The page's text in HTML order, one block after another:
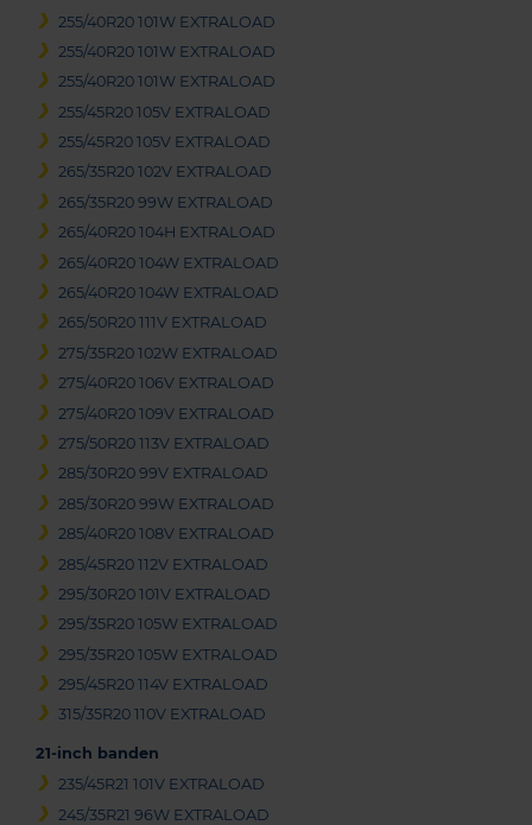
255/40R20 101W EXTRALOAD
255/40R20 101W EXTRALOAD
255/40R20 101W EXTRALOAD
255/45R20 105V EXTRALOAD
255/45R20 105V EXTRALOAD
265/35R20 102V EXTRALOAD
265/35R20 99W EXTRALOAD
265/40R20 104H EXTRALOAD
265/40R20 104W EXTRALOAD
265/40R20 104W EXTRALOAD
265/50R20 111V EXTRALOAD
275/35R20 102W EXTRALOAD
275/40R20 106V EXTRALOAD
275/40R20 109V EXTRALOAD
275/50R20 113V EXTRALOAD
285/30R20 99V EXTRALOAD
285/30R20 99W EXTRALOAD
285/40R20 108V EXTRALOAD
285/45R20 112V EXTRALOAD
295/30R20 101V EXTRALOAD
295/35R20 105W EXTRALOAD
295/35R20 105W EXTRALOAD
295/45R20 114V EXTRALOAD
315/35R20 110V EXTRALOAD
21-inch banden
235/45R21 101V EXTRALOAD
245/35R21 96W EXTRALOAD